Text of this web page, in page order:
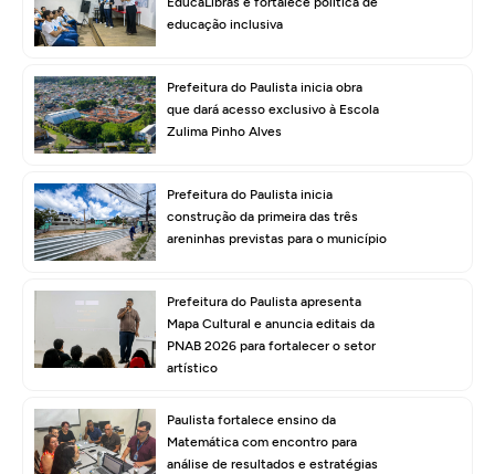
educação inclusiva
Prefeitura do Paulista inicia obra
que dará acesso exclusivo à Escola
Zulima Pinho Alves
Prefeitura do Paulista inicia
construção da primeira das três
areninhas previstas para o município
Prefeitura do Paulista apresenta
Mapa Cultural e anuncia editais da
PNAB 2026 para fortalecer o setor
artístico
Paulista fortalece ensino da
Matemática com encontro para
análise de resultados e estratégias